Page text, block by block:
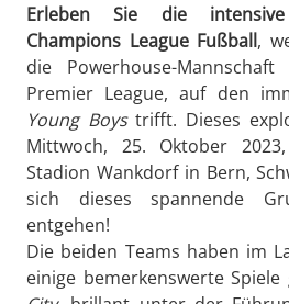
Erleben Sie die
Champions League Fußball,
die Powerhouse-
Premier League, auf den
Young Boystrifft. Dieses
Mittwoch, 25. Oktober
Stadion Wankdorf in Bern,
sich dieses spannende
entgehen!
Die beiden Teams haben im
einige bemerkenswerte Spiele